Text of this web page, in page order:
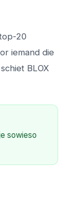
20
iemand die
BLOX
sowieso